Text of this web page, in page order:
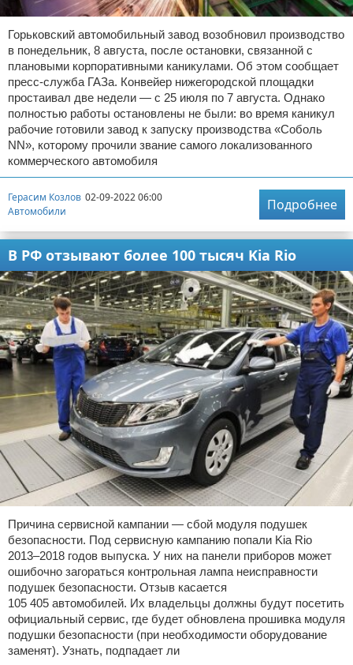
Горьковский автомобильный завод возобновил производство
в понедельник, 8 августа, после остановки, связанной с
плановыми корпоративными каникулами. Об этом сообщает
пресс-служба ГАЗа. Конвейер нижегородской площадки
простаивал две недели — с 25 июля по 7 августа. Однако
полностью работы остановлены не были: во время каникул
рабочие готовили завод к запуску производства «Соболь
NN», которому прочили звание самого локализованного
коммерческого автомобиля
Герасим Козлов 02-09-2022 06:00
Автомобили
Подробнее
В РФ отзывают более 100 тысяч Kia Rio
Причина сервисной кампании — сбой модуля подушек
безопасности. Под сервисную кампанию попали Kia Rio
2013–2018 годов выпуска. У них на панели приборов может
ошибочно загораться контрольная лампа неисправности
подушек безопасности. Отзыв касается
105 405 автомобилей. Их владельцы должны будут посетить
официальный сервис, где будет обновлена прошивка модуля
подушки безопасности (при необходимости оборудование
заменят). Узнать, подпадает ли